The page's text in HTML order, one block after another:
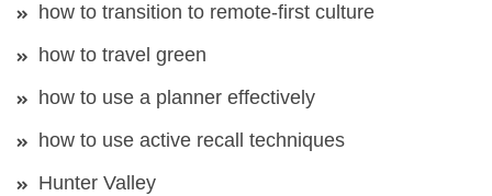
how to transition to remote-first culture
how to travel green
how to use a planner effectively
how to use active recall techniques
Hunter Valley